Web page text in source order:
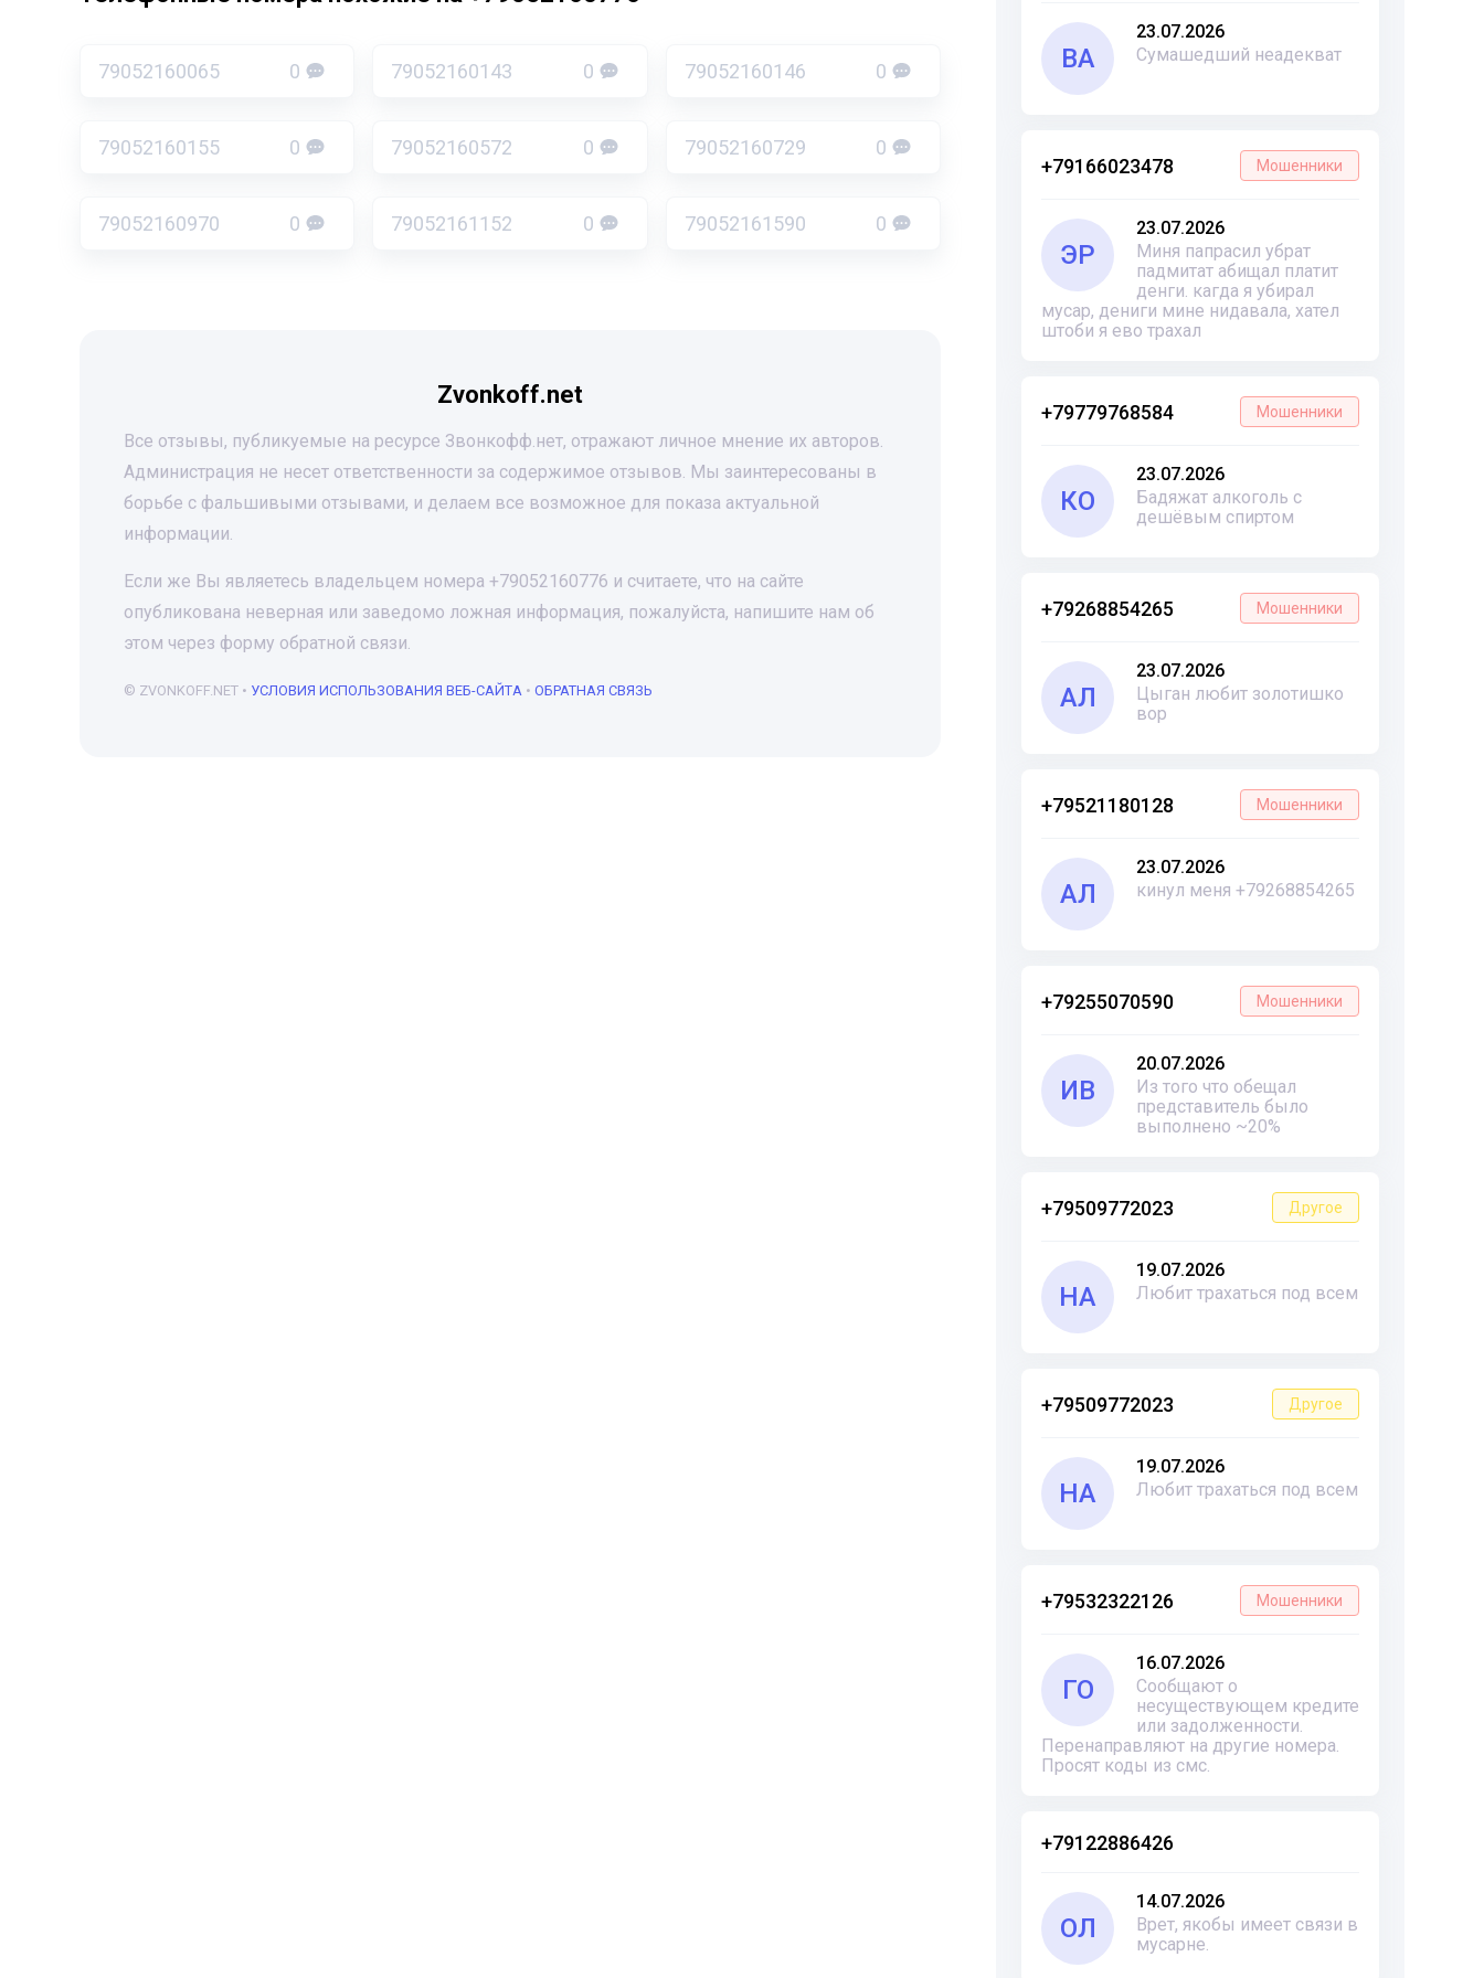
ВА
23.07.2026
Сумашедший неадекват
+79166023478 Мошенники
ЭР
23.07.2026
Миня папрасил убрат
падмитат абищал платит
денги. кагда я убирал
мусар, дениги мине нидавала, хател
штоби я ево трахал
+79779768584 Мошенники
КО
23.07.2026
Бадяжат алкоголь с
дешёвым спиртом
+79268854265 Мошенники
АЛ
23.07.2026
Цыган любит золотишко
вор
+79521180128 Мошенники
АЛ
23.07.2026
кинул меня +79268854265
+79255070590 Мошенники
ИВ
20.07.2026
Из того что обещал
представитель было
выполнено ~20%
+79509772023 Другое
НА
19.07.2026
Любит трахаться под всем
+79509772023 Другое
НА
19.07.2026
Любит трахаться под всем
+79532322126 Мошенники
ГО
16.07.2026
Сообщают о
несуществующем кредите
или задолженности.
Перенаправляют на другие номера.
Просят коды из смс.
+79122886426
ОЛ
14.07.2026
Врет, якобы имеет связи в
мусарне.
79052160065 0 79052160143 0 79052160146 0
79052160155 0 79052160572 0 79052160729 0
79052160970 0 79052161152 0 79052161590 0
Zvonkoff.net
Все отзывы, публикуемые на ресурсе Звонкофф.нет, отражают личное мнение их авторов.
Администрация не несет ответственности за содержимое отзывов. Мы заинтересованы в
борьбе с фальшивыми отзывами, и делаем все возможное для показа актуальной
информации.
Если же Вы являетесь владельцем номера +79052160776 и считаете, что на сайте
опубликована неверная или заведомо ложная информация, пожалуйста, напишите нам об
этом через форму обратной связи.
© ZVONKOFF.NET • УСЛОВИЯ ИСПОЛЬЗОВАНИЯ ВЕБ-САЙТА • ОБРАТНАЯ СВЯЗЬ